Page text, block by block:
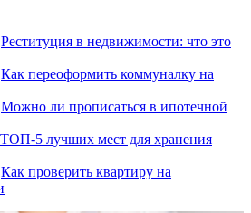
Реституция в недвижимости: что это
Как переоформить коммуналку на
Можно ли прописаться в ипотечной
ТОП-5 лучших мест для хранения
Как проверить квартиру на